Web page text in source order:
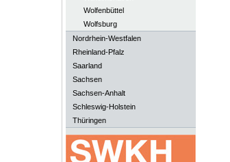
Wolfenbüttel
Wolfsburg
Nordrhein-Westfalen
Rheinland-Pfalz
Saarland
Sachsen
Sachsen-Anhalt
Schleswig-Holstein
Thüringen